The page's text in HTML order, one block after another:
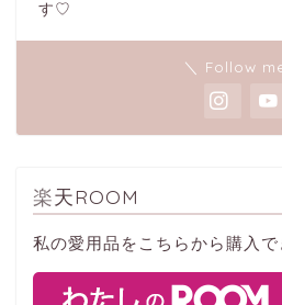
す♡
＼ Follow
楽天ROOM
私の愛用品をこちらから購入